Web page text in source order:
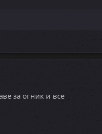
за огник и все